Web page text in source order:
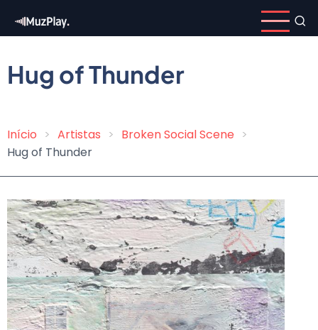
para
conteúdo
principal
Hug of Thunder
Trilha
navegação
Início Artistas
Broken Social Scene
Hug of Thunder